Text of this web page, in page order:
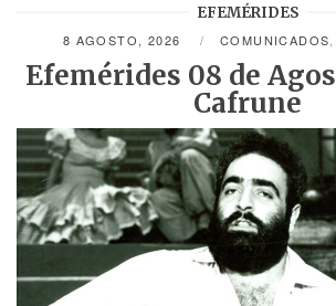
EFEMÉRIDES
8 AGOSTO, 2026 COMUNICADOS
Efemérides 08 de
Cafrune